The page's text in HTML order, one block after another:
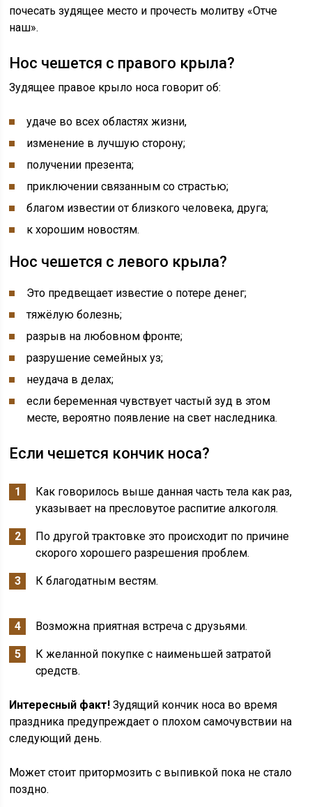
почесать зудящее место и прочесть молитву «Отче
наш».
Нос чешется с правого крыла?
Зудящее правое крыло носа говорит об:
удаче во всех областях жизни,
изменение в лучшую сторону;
получении презента;
приключении связанным со страстью;
благом известии от близкого человека, друга;
к хорошим новостям.
Нос чешется с левого крыла?
Это предвещает известие о потере денег;
тяжёлую болезнь;
разрыв на любовном фронте;
разрушение семейных уз;
неудача в делах;
если беременная чувствует частый зуд в этом
месте, вероятно появление на свет наследника.
Если чешется кончик носа?
Как говорилось выше данная часть тела как раз,
указывает на пресловутое распитие алкоголя.
По другой трактовке это происходит по причине
скорого хорошего разрешения проблем.
К благодатным вестям.
Возможна приятная встреча с друзьями.
К желанной покупке с наименьшей затратой
средств.
Интересный факт! Зудящий кончик носа во время
праздника предупреждает о плохом самочувствии на
следующий день.
Может стоит притормозить с выпивкой пока не стало
поздно.